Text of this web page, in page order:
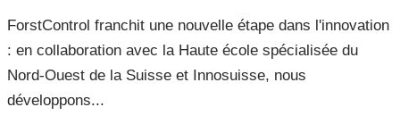
ForstControl franchit une nouvelle étape dans l'innovation
: en collaboration avec la Haute école spécialisée du
Nord-Ouest de la Suisse et Innosuisse, nous
développons...